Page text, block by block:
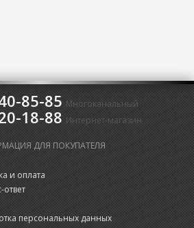
85-85 Многоканальный
18-88 Интернет-магазин
ДЛЯ ПОКУПАТЕЛЯ
и оплата
персональных данных